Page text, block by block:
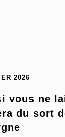
2026
vous ne
du sort